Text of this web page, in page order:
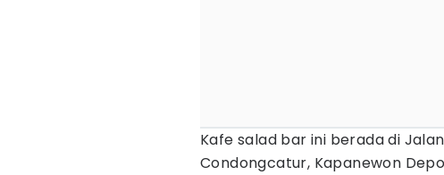
Kafe salad bar ini berada di
Condongcatur, Kapanewon